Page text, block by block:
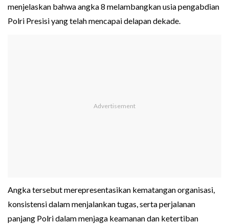
menjelaskan bahwa angka 8 melambangkan usia pengabdian
Polri Presisi yang telah mencapai delapan dekade.
Angka tersebut merepresentasikan kematangan organisasi,
konsistensi dalam menjalankan tugas, serta perjalanan
panjang Polri dalam menjaga keamanan dan ketertiban